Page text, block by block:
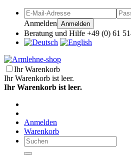
Anmelden Anmelden
Beratung und Hilfe +49 (0) 61
Ihr Warenkorb
Ihr Warenkorb ist leer.
Ihr Warenkorb ist leer.
Anmelden
Warenkorb